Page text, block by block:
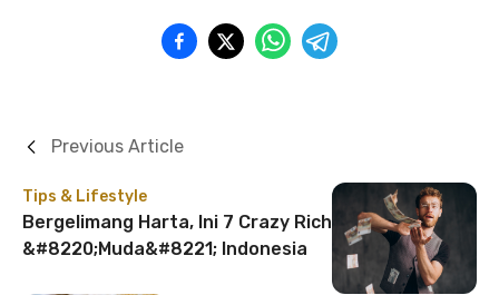
Tips & Lifestyle
Bergelimang Harta, Ini 7 Crazy Rich
&#8220;Muda&#8221; Indonesia
Previous Article